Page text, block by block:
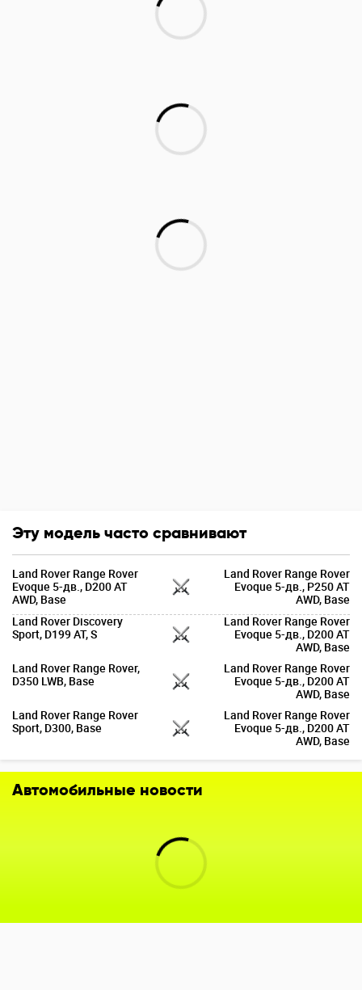
Эту модель часто сравнивают
Land Rover Range Rover
Evoque 5-дв., D200 AT
AWD, Base
Land Rover Range Rover
Evoque 5-дв., P250 AT
AWD, Base
Land Rover Discovery
Sport, D199 AT, S
Land Rover Range Rover
Evoque 5-дв., D200 AT
AWD, Base
Land Rover Range Rover,
D350 LWB, Base
Land Rover Range Rover
Evoque 5-дв., D200 AT
AWD, Base
Land Rover Range Rover
Sport, D300, Base
Land Rover Range Rover
Evoque 5-дв., D200 AT
AWD, Base
Автомобильные новости